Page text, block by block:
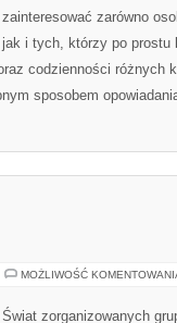
zainteresować zarówno
jak i tych, którzy po prostu
codzienności różnych
sposobem
MOŻLIWOŚĆ
Świat zorganizowanych